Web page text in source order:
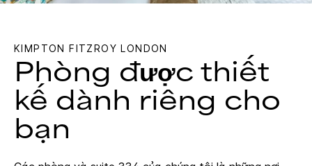
KIMPTON FITZROY LONDON
Phòng được thiết
kế dành riêng cho
bạn